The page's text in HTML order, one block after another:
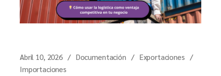
Abril 10, 2026 Documentación
Exportaciones
Importaciones